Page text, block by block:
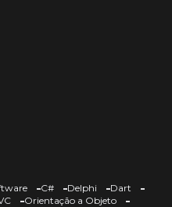
C# Delphi
Dart
Orientação a Objeto